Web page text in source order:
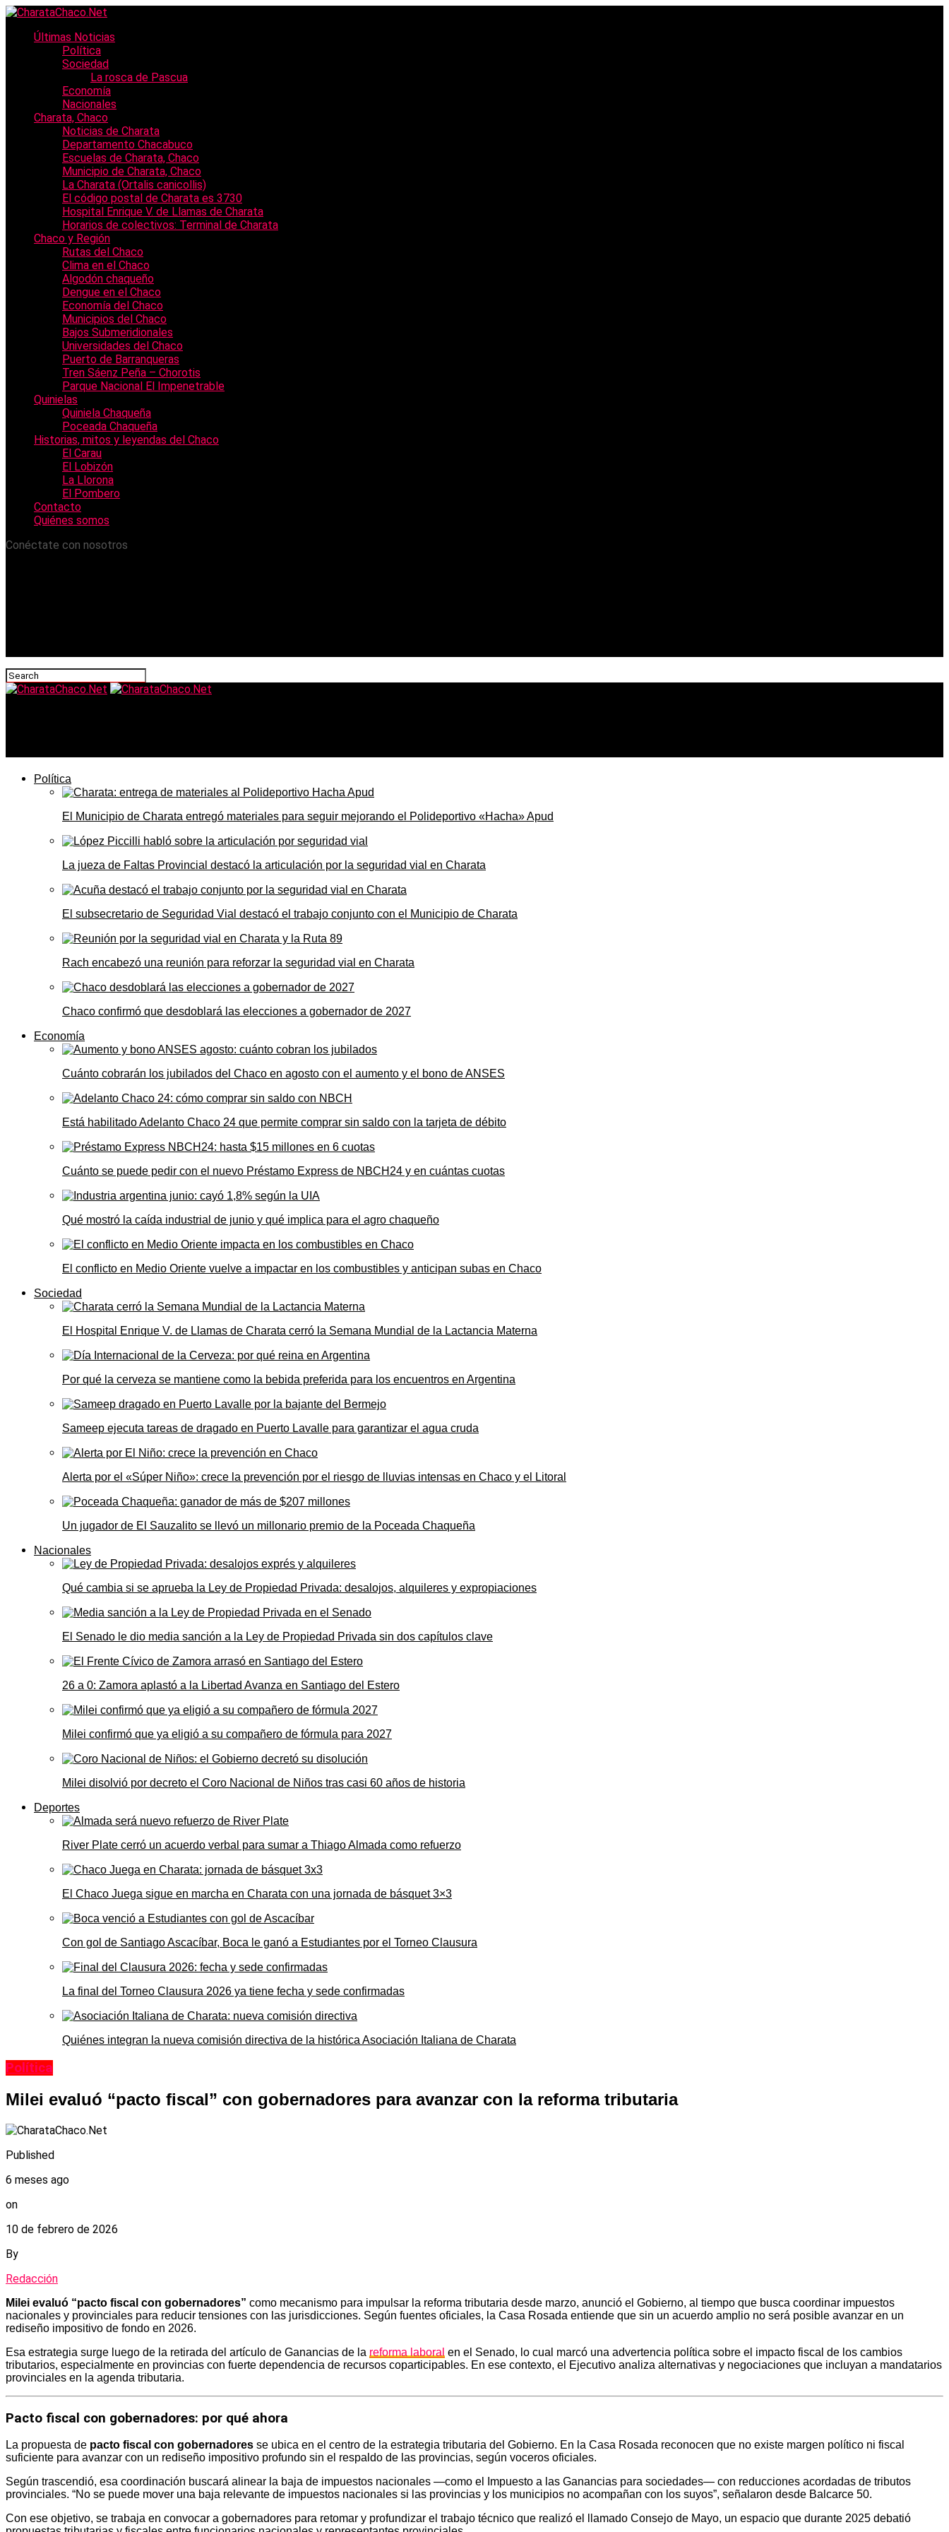
Últimas Noticias
Política
Sociedad
La rosca de Pascua
Economía
Nacionales
Charata, Chaco
Noticias de Charata
Departamento Chacabuco
Escuelas de Charata, Chaco
Municipio de Charata, Chaco
La Charata (Ortalis canicollis)
El código postal de Charata es 3730
Hospital Enrique V. de Llamas de Charata
Horarios de colectivos: Terminal de Charata
Chaco y Región
Rutas del Chaco
Clima en el Chaco
Algodón chaqueño
Dengue en el Chaco
Economía del Chaco
Municipios del Chaco
Bajos Submeridionales
Universidades del Chaco
Puerto de Barranqueras
Tren Sáenz Peña – Chorotis
Parque Nacional El Impenetrable
Quinielas
Quiniela Chaqueña
Poceada Chaqueña
Historias, mitos y leyendas del Chaco
El Carau
El Lobizón
La Llorona
El Pombero
Contacto
Quiénes somos
Conéctate con nosotros
Política
El Municipio de Charata entregó materiales para seguir mejorando el Polideportivo «Hacha» Apud
La jueza de Faltas Provincial destacó la articulación por la seguridad vial en Charata
El subsecretario de Seguridad Vial destacó el trabajo conjunto con el Municipio de Charata
Rach encabezó una reunión para reforzar la seguridad vial en Charata
Chaco confirmó que desdoblará las elecciones a gobernador de 2027
Economía
Cuánto cobrarán los jubilados del Chaco en agosto con el aumento y el bono de ANSES
Está habilitado Adelanto Chaco 24 que permite comprar sin saldo con la tarjeta de débito
Cuánto se puede pedir con el nuevo Préstamo Express de NBCH24 y en cuántas cuotas
Qué mostró la caída industrial de junio y qué implica para el agro chaqueño
El conflicto en Medio Oriente vuelve a impactar en los combustibles y anticipan subas en Chaco
Sociedad
El Hospital Enrique V. de Llamas de Charata cerró la Semana Mundial de la Lactancia Materna
Por qué la cerveza se mantiene como la bebida preferida para los encuentros en Argentina
Sameep ejecuta tareas de dragado en Puerto Lavalle para garantizar el agua cruda
Alerta por el «Súper Niño»: crece la prevención por el riesgo de lluvias intensas en Chaco y el Litoral
Un jugador de El Sauzalito se llevó un millonario premio de la Poceada Chaqueña
Nacionales
Qué cambia si se aprueba la Ley de Propiedad Privada: desalojos, alquileres y expropiaciones
El Senado le dio media sanción a la Ley de Propiedad Privada sin dos capítulos clave
26 a 0: Zamora aplastó a la Libertad Avanza en Santiago del Estero
Milei confirmó que ya eligió a su compañero de fórmula para 2027
Milei disolvió por decreto el Coro Nacional de Niños tras casi 60 años de historia
Deportes
River Plate cerró un acuerdo verbal para sumar a Thiago Almada como refuerzo
El Chaco Juega sigue en marcha en Charata con una jornada de básquet 3×3
Con gol de Santiago Ascacíbar, Boca le ganó a Estudiantes por el Torneo Clausura
La final del Torneo Clausura 2026 ya tiene fecha y sede confirmadas
Quiénes integran la nueva comisión directiva de la histórica Asociación Italiana de Charata
Política
Milei evaluó “pacto fiscal” con gobernadores para avanzar con la reforma tributaria
Published
6 meses ago
on
10 de febrero de 2026
By
Redacción
Milei evaluó “pacto fiscal con gobernadores” como mecanismo para impulsar la reforma tributaria desde marzo, anunció el Gobierno, al tiempo que busca coordinar impuestos
nacionales y provinciales para reducir tensiones con las jurisdicciones. Según fuentes oficiales, la Casa Rosada entiende que sin un acuerdo amplio no será posible avanzar en un
rediseño impositivo de fondo en 2026.
Esa estrategia surge luego de la retirada del artículo de Ganancias de la reforma laboral en el Senado, lo cual marcó una advertencia política sobre el impacto fiscal de los cambios
tributarios, especialmente en provincias con fuerte dependencia de recursos coparticipables. En ese contexto, el Ejecutivo analiza alternativas y negociaciones que incluyan a mandatarios
provinciales en la agenda tributaria.
Pacto fiscal con gobernadores: por qué ahora
La propuesta de pacto fiscal con gobernadores se ubica en el centro de la estrategia tributaria del Gobierno. En la Casa Rosada reconocen que no existe margen político ni fiscal
suficiente para avanzar con un rediseño impositivo profundo sin el respaldo de las provincias, según voceros oficiales.
Según trascendió, esa coordinación buscará alinear la baja de impuestos nacionales —como el Impuesto a las Ganancias para sociedades— con reducciones acordadas de tributos
provinciales. “No se puede mover una baja relevante de impuestos nacionales si las provincias y los municipios no acompañan con los suyos”, señalaron desde Balcarce 50.
Con ese objetivo, se trabaja en convocar a gobernadores para retomar y profundizar el trabajo técnico que realizó el llamado Consejo de Mayo, un espacio que durante 2025 debatió